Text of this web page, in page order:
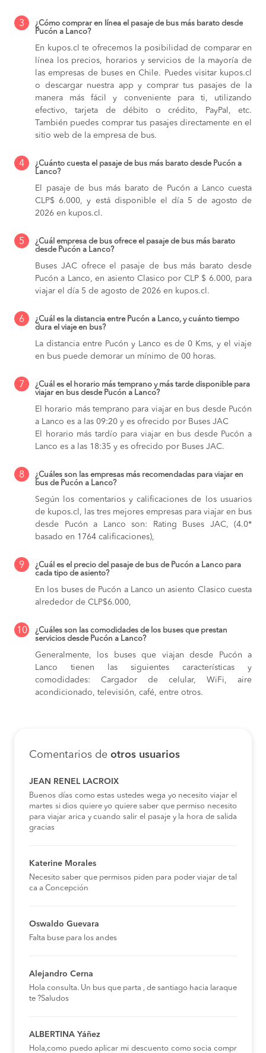
3
¿Cómo comprar en línea el pasaje de bus más barato desde
Pucón a Lanco?
En kupos.cl te ofrecemos la posibilidad de comparar en
línea los precios, horarios y servicios de la mayoría de
las empresas de buses en Chile. Puedes visitar kupos.cl
o descargar nuestra app y comprar tus pasajes de la
manera más fácil y conveniente para ti, utilizando
efectivo, tarjeta de débito o crédito, PayPal, etc.
También puedes comprar tus pasajes directamente en el
sitio web de la empresa de bus.
4
¿Cuánto cuesta el pasaje de bus más barato desde Pucón a
Lanco?
El pasaje de bus más barato de Pucón a Lanco cuesta
CLP$ 6.000, y está disponible el día 5 de agosto de
2026 en kupos.cl.
5
¿Cuál empresa de bus ofrece el pasaje de bus más barato
desde Pucón a Lanco?
Buses JAC ofrece el pasaje de bus más barato desde
Pucón a Lanco, en asiento Clasico por CLP $ 6.000, para
viajar el día 5 de agosto de 2026 en kupos.cl.
6
¿Cuál es la distancia entre Pucón a Lanco, y cuánto tiempo
dura el viaje en bus?
La distancia entre Pucón y Lanco es de 0 Kms, y el viaje
en bus puede demorar un mínimo de 00 horas.
7
¿Cuál es el horario más temprano y más tarde disponible para
viajar en bus desde Pucón a Lanco?
El horario más temprano para viajar en bus desde Pucón
a Lanco es a las 09:20 y es ofrecido por Buses JAC
El horario más tardío para viajar en bus desde Pucón a
Lanco es a las 18:35 y es ofrecido por Buses JAC.
8
¿Cuáles son las empresas más recomendadas para viajar en
bus de Pucón a Lanco?
Según los comentarios y calificaciones de los usuarios
de kupos.cl, las tres mejores empresas para viajar en bus
desde Pucón a Lanco son: Rating Buses JAC, (4.0*
basado en 1764 calificaciones),
9
¿Cuál es el precio del pasaje de bus de Pucón a Lanco para
cada tipo de asiento?
En los buses de Pucón a Lanco un asiento Clasico cuesta
alrededor de CLP$6.000,
10
¿Cuáles son las comodidades de los buses que prestan
servicios desde Pucón a Lanco?
Generalmente, los buses que viajan desde Pucón a
Lanco tienen las siguientes características y
comodidades: Cargador de celular, WiFi, aire
acondicionado, televisión, café, entre otros.
Comentarios de otros usuarios
JEAN RENEL LACROIX
Buenos días como estas ustedes wega yo necesito viajar el
martes si dios quiere yo quiere saber que permiso necesito
para viajar arica y cuando salir el pasaje y la hora de salida
gracias
Katerine Morales
Necesito saber que permisos piden para poder viajar de tal
ca a Concepción
Oswaldo Guevara
Falta buse para los andes
Alejandro Cerna
Hola consulta. Un bus que parta , de santiago hacia laraque
te ?Saludos
ALBERTINA Yáñez
Hola,como puedo aplicar mi descuento como socia compr